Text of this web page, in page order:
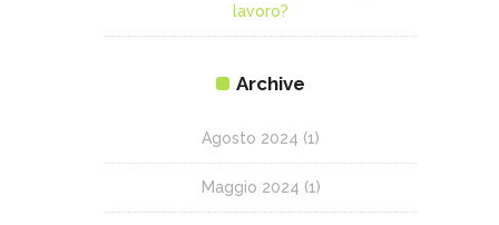
lavoro?
Archive
Agosto 2024 (1)
Maggio 2024 (1)